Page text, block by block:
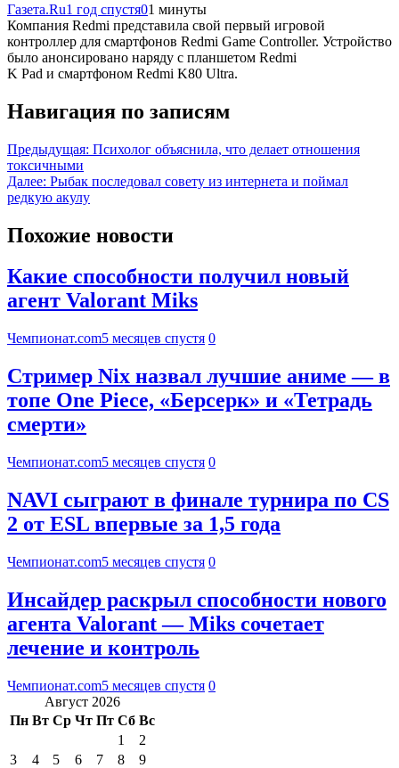
Газета.Ru1 год спустя01 минуты
Компания Redmi представила свой первый игровой
контроллер для смартфонов Redmi Game Controller. Устройство
было анонсировано наряду с планшетом Redmi
K Pad и смартфоном Redmi K80 Ultra.
Навигация по записям
Предыдущая: Психолог объяснила, что делает отношения
токсичными
Далее: Рыбак последовал совету из интернета и поймал
редкую акулу
Похожие новости
Какие способности получил новый
агент Valorant Miks
Чемпионат.com5 месяцев спустя 0
Стример Nix назвал лучшие аниме — в
топе One Piece, «Берсерк» и «Тетрадь
смерти»
Чемпионат.com5 месяцев спустя 0
NAVI сыграют в финале турнира по CS
2 от ESL впервые за 1,5 года
Чемпионат.com5 месяцев спустя 0
Инсайдер раскрыл способности нового
агента Valorant — Miks сочетает
лечение и контроль
Чемпионат.com5 месяцев спустя 0
Август 2026
Пн Вт Ср Чт Пт Сб Вс
1
2
3
4 5 6 7 8
9